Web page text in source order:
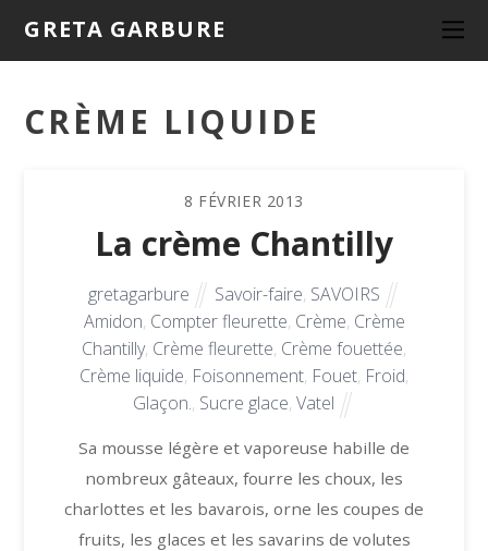
GRETA GARBURE
CRÈME LIQUIDE
8 FÉVRIER 2013
La crème Chantilly
gretagarbure Savoir-faire, SAVOIRS
Amidon, Compter fleurette, Crème, Crème
Chantilly, Crème fleurette, Crème fouettée,
Crème liquide, Foisonnement, Fouet, Froid,
Glaçon., Sucre glace,Vatel
Sa mousse légère et vaporeuse habille de
nombreux gâteaux, fourre les choux, les
charlottes et les bavarois, orne les coupes de
fruits, les glaces et les savarins de volutes